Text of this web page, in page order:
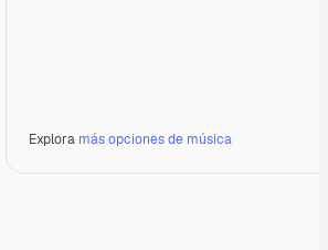
Explora más opciones de música